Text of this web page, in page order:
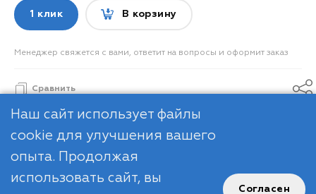
1 клик В корзину
Менеджер свяжется с вами, ответит на вопросы и оформит заказ
Сравнить
Наш сайт использует файлы
cookie для улучшения вашего
опыта. Продолжая
использовать сайт, вы
Согласен